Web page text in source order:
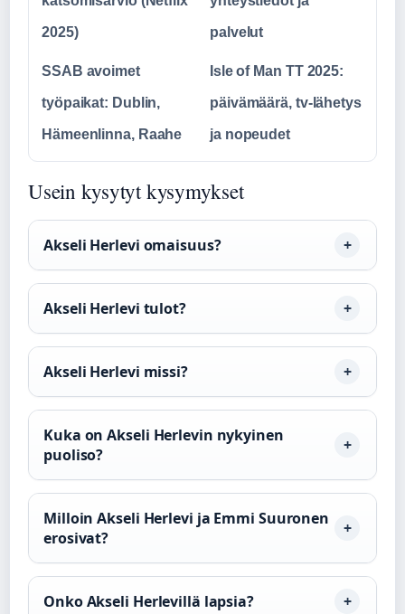
2025) palvelut
SSAB avoimet
työpaikat: Dublin,
Hämeenlinna, Raahe
Isle of Man TT 2025:
päivämäärä, tv-lähetys
ja nopeudet
Usein kysytyt kysymykset
Akseli Herlevi omaisuus?
Akseli Herlevi tulot?
Akseli Herlevi missi?
Kuka on Akseli Herlevin nykyinen
puoliso?
Milloin Akseli Herlevi ja Emmi Suuronen
erosivat?
Onko Akseli Herlevillä lapsia?